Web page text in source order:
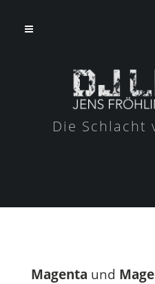
Die Schlacht
Magenta und